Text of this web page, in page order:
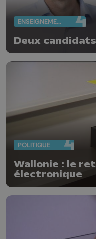
ENSEIGNEMENT
Deux
POLITIQUE
Wallonie : le
électronique